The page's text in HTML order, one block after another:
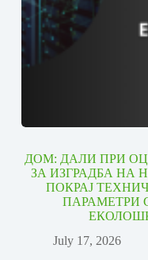
ДОМ: ДАЛИ ПРИ
ЗА ИЗГРАДБА НА
ПОКРАЈ
ПАРАМЕТРИ
July 17, 2026